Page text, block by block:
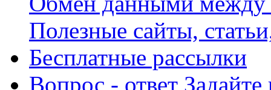
Полезные сайты,
Бесплатные рассылки
Вопрос - ответ